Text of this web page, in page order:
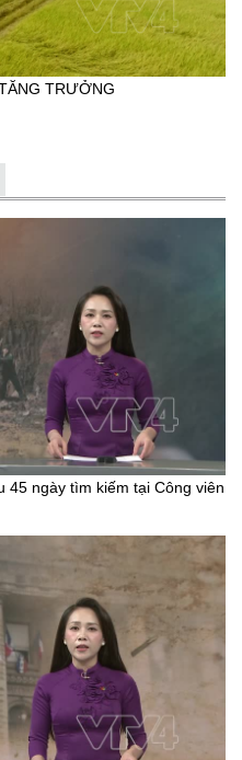
TRƯỞNG
ngày tìm kiếm tại Công viên